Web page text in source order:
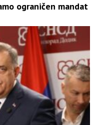
ograničen mandat